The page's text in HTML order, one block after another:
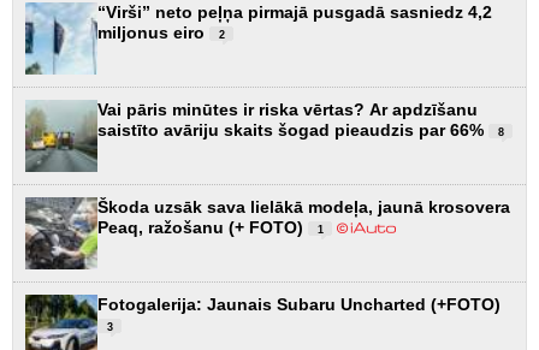
“Virši” neto peļņa pirmajā pusgadā sasniedz 4,2
miljonus eiro
2
Vai pāris minūtes ir riska vērtas? Ar apdzīšanu
saistīto avāriju skaits šogad pieaudzis par 66%
8
Škoda uzsāk sava lielākā modeļa, jaunā krosovera
Peaq, ražošanu (+ FOTO)
1
Fotogalerija: Jaunais Subaru Uncharted (+FOTO)
3